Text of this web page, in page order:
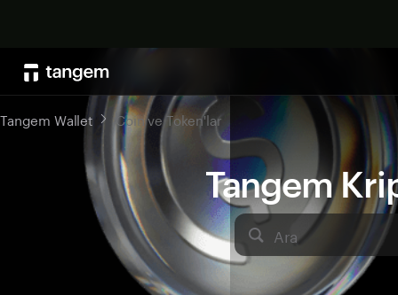
Tangem
Ara
Tangem Wallet Coin ve Token'lar